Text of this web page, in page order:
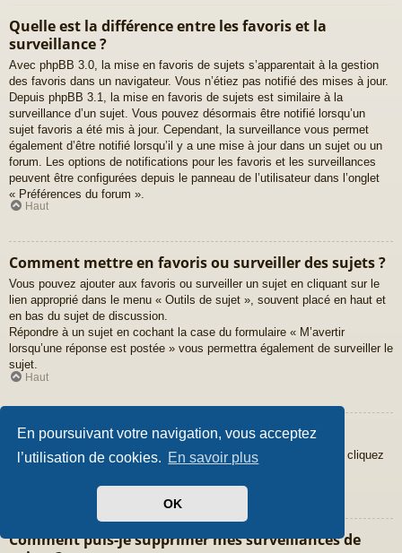
En poursuivant votre navigation, vous acceptez
l’utilisation de cookies. En savoir plus
OK
Quelle est la différence entre les favoris et la
surveillance ?
Avec phpBB 3.0, la mise en favoris de sujets s’apparentait à la gestion
des favoris dans un navigateur. Vous n’étiez pas notifié des mises à jour.
Depuis phpBB 3.1, la mise en favoris de sujets est similaire à la
surveillance d’un sujet. Vous pouvez désormais être notifié lorsqu’un
sujet favoris a été mis à jour. Cependant, la surveillance vous permet
également d’être notifié lorsqu’il y a une mise à jour dans un sujet ou un
forum. Les options de notifications pour les favoris et les surveillances
peuvent être configurées depuis le panneau de l’utilisateur dans l’onglet
« Préférences du forum ».
Haut
Comment mettre en favoris ou surveiller des sujets ?
Vous pouvez ajouter aux favoris ou surveiller un sujet en cliquant sur le
lien approprié dans le menu « Outils de sujet », souvent placé en haut et
en bas du sujet de discussion.
Répondre à un sujet en cochant la case du formulaire « M’avertir
lorsqu’une réponse est postée » vous permettra également de surveiller le
sujet.
Haut
Comment surveiller des forums ?
Pour surveiller un forum en particulier, une fois entré sur celui-ci, cliquez
Comment puis-je supprimer mes surveillances de